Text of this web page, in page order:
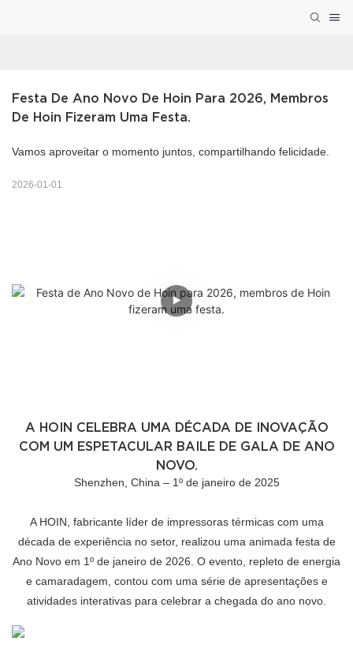
Festa De Ano Novo De Hoin Para 2026, Membros
De Hoin Fizeram Uma Festa.
Vamos aproveitar o momento juntos, compartilhando felicidade.
2026-01-01
A HOIN CELEBRA UMA DÉCADA DE INOVAÇÃO
COM UM ESPETACULAR BAILE DE GALA DE ANO
NOVO.
Shenzhen, China – 1º de janeiro de 2025
A HOIN, fabricante líder de impressoras térmicas com uma
década de experiência no setor, realizou uma animada festa de
Ano Novo em 1º de janeiro de 2026. O evento, repleto de energia
e camaradagem, contou com uma série de apresentações e
atividades interativas para celebrar a chegada do ano novo.